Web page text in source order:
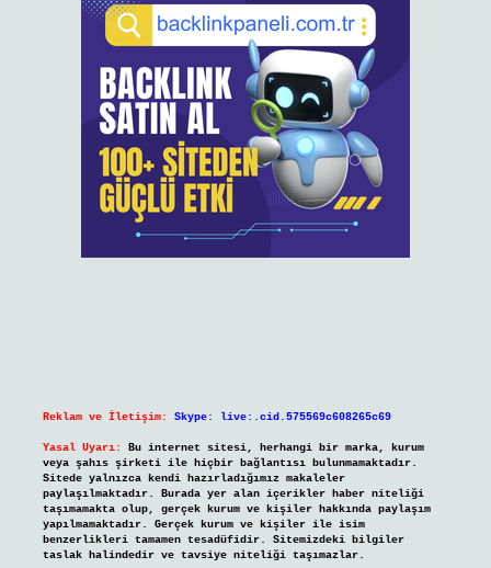
Reklam ve İletişim: Skype: live:.cid.575569c608265c69
Yasal Uyarı:
Bu internet sitesi, herhangi bir marka, kurum
veya şahıs şirketi ile hiçbir bağlantısı bulunmamaktadır.
Sitede yalnızca kendi hazırladığımız makaleler
paylaşılmaktadır. Burada yer alan içerikler haber niteliği
taşımamakta olup, gerçek kurum ve kişiler hakkında paylaşım
yapılmamaktadır. Gerçek kurum ve kişiler ile isim
benzerlikleri tamamen tesadüfidir. Sitemizdeki bilgiler
taslak halindedir ve tavsiye niteliği taşımazlar.